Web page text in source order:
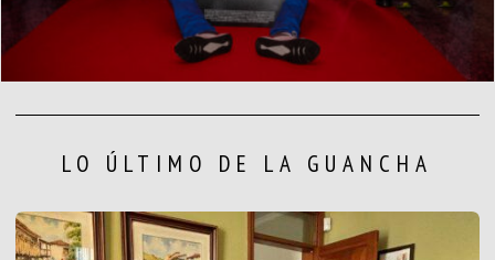
LO ÚLTIMO DE LA GUANCHA